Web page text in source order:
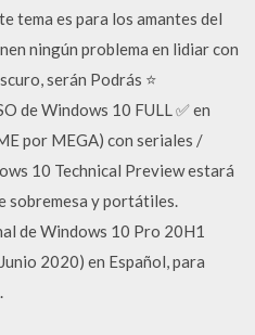
tema es para los amantes del
ningún problema en lidiar con
serán Podrás ⭐
de Windows 10 FULL ✅ en
por MEGA) con seriales /
10 Technical Preview estará
sobremesa y portátiles.
de Windows 10 Pro 20H1
2020) en Español, para